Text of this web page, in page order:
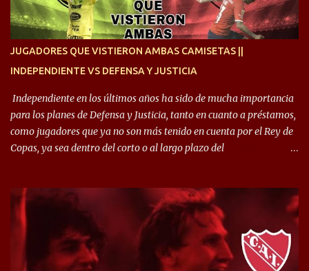
resultado. Es nuestro segundo partido, en la pretemporada nos
enfocamos en la preparación física. El grupo está encontrando la
JUGADORES QUE VISTIERON AMBAS CAMISETAS ||
INDEPENDIENTE VS DEFENSA Y JUSTICIA
Independiente en los últimos años ha sido de mucha importancia
para los planes de Defensa y Justicia, tanto en cuanto a préstamos,
como jugadores que ya no son más tenido en cuenta por el Rey de
Copas, ya sea dentro del corto o al largo plazo del
Halcón de Varela, como lo es Brian Romero, quien paso a
préstamo allí durante el último mercado de pases y ha rendido de
gran manera, convirtiendo goles importantes, sobre todo en la
copa sudamericana. Pero no sucedió lo mismo en cuanto al
rendimiento que ha producido en el Rojo. Pasando a jugadores que